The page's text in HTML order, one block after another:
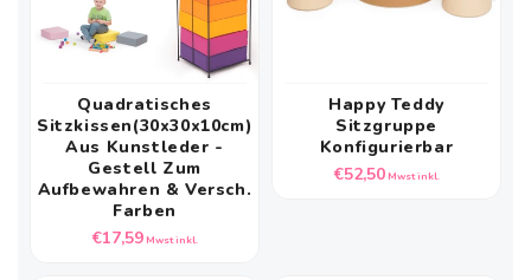
Quadratisches
Sitzkissen(30x30x10cm)
Aus Kunstleder -
Gestell Zum
Aufbewahren & Versch.
Farben
Normaler
€17,59Mwst inkl.
Happy Teddy
Sitzgruppe
Konfigurierbar
Normaler
€52,50Mwst inkl.